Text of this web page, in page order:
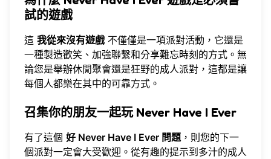
試的遊戲
這 我從來沒有遊戲 不僅僅是一項派對活動，它還是
一種製造歡笑、加強聯繫和分享難忘時刻的方式。無
論您是舉辦休閒聚會還是狂野的成人派對，這都是讓
每個人都樂在其中的可靠方式。
召集你的朋友一起玩 Never Have I Ever
有了這個 好 Never Have I Ever 問題 ，則您的下一
個派對一定會大受歡迎。從有趣的提示到多汁的成人